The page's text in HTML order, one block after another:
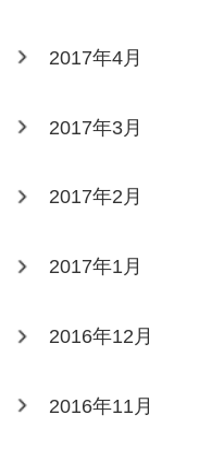
2017年4月
2017年3月
2017年2月
2017年1月
2016年12月
2016年11月